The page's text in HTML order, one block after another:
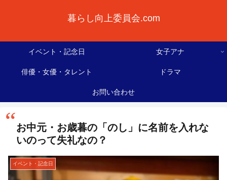
暮らし向上委員会.com
イベント・記念日 女子アナ
俳優・女優・タレント ドラマ
お問い合わせ
お中元・お歳暮の「のし」に名前を入れな
いのって失礼なの？
イベント・記念日